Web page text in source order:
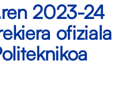
2023-24
ofiziala